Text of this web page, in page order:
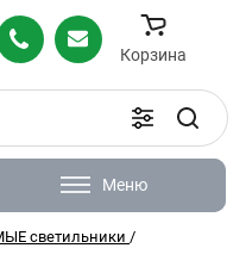
Корзина
Меню
светильники /